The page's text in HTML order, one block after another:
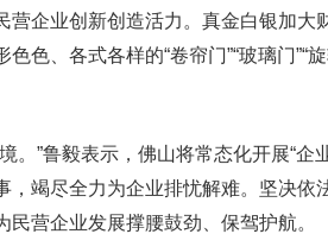
营企业创新创造活力。真金白银加大
色、各式各样的“卷帘门”“玻璃门”“
”鲁毅表示，佛山将常态化开展“企
竭尽全力为企业排忧解难。坚决依
营企业发展撑腰鼓劲、保驾护航。